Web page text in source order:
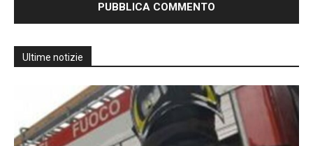
Ultime notizie